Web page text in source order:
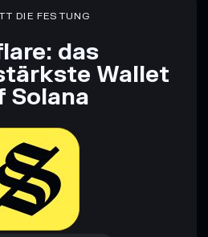
DIE FESTUNG
das
Wallet
Solana